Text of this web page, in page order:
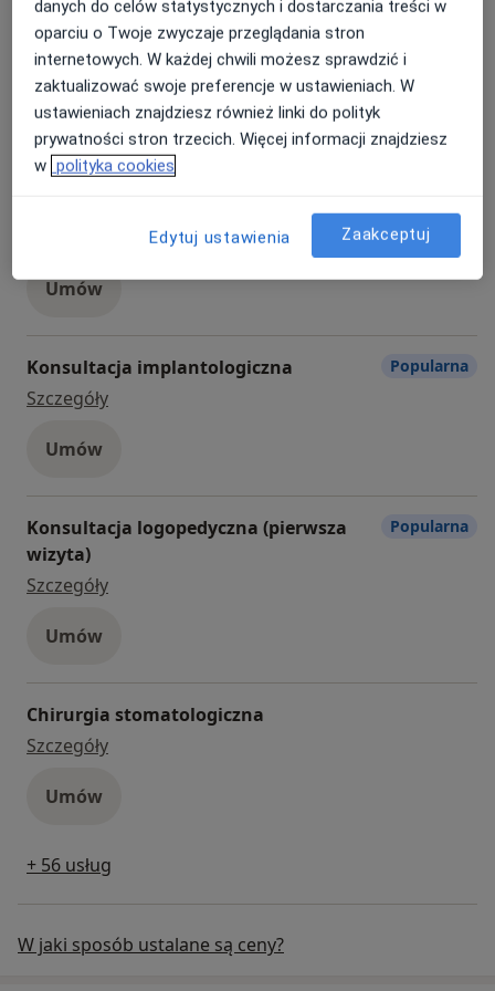
swój uśmiech.
*Cena dotyczy wyłącznie pierwszorazowej
konsultacji ortodontycznej wraz z diagnostyką.
Stomatologia w Elektrowni Powiśle oferujemy pomoc
w przejściu metamorfozy uśmiechu. Nasi specjaliści
mają skuteczne sposoby na poprawę wyglądu zębów,
na uzupełnienie braków zębowych, a nawet na
bezzębie. Warto umówić się na wizytę i zapytać o
możliwości.
Poznajcie historię Pani Grażyny i Pana Mirosława,
którzy pod okiem lek. dent. Błażeja Derdy oraz lek.
dent. Piotra Gutowskiego przeszli metamorfozę
swojego uśmiechu.
Higienizacja
Od 269 zł
Szczegółyhigienizacja
Umów
Szczegóły Konsultacja stomatologiczna
Umów
Konsultacja implantologiczna
Szczegółykonsultacja implantologiczna
Umów
Popularna
Konsultacja logopedyczna (pierwsza
wizyta)
Szczegółykonsultacja logopedyczna (pierwsza wizyta)
Umów
Popularna
Chirurgia stomatologiczna
Szczegółychirurgia stomatologiczna
Umów
+ 56 usług
W jaki sposób ustalane są ceny?
danych do celów statystycznych i dostarczania treści w
oparciu o Twoje zwyczaje przeglądania stron
internetowych. W każdej chwili możesz sprawdzić i
zaktualizować swoje preferencje w ustawieniach. W
ustawieniach znajdziesz również linki do polityk
prywatności stron trzecich. Więcej informacji znajdziesz
w polityka cookies
Edytuj ustawienia Zaakceptuj